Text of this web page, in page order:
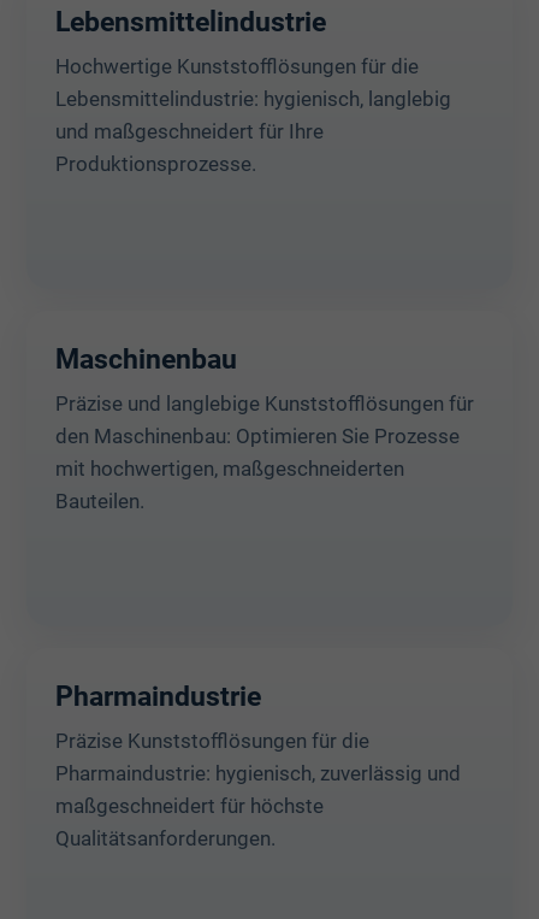
Lebensmittelindustrie
Hochwertige Kunststofflösungen für die
Lebensmittelindustrie: hygienisch, langlebig
und maßgeschneidert für Ihre
Produktionsprozesse.
Maschinenbau
Präzise und langlebige Kunststofflösungen für
den Maschinenbau: Optimieren Sie Prozesse
mit hochwertigen, maßgeschneiderten
Bauteilen.
Pharmaindustrie
Präzise Kunststofflösungen für die
Pharmaindustrie: hygienisch, zuverlässig und
maßgeschneidert für höchste
Qualitätsanforderungen.